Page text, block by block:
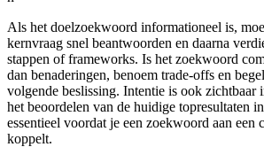
Als het doelzoekwoord informationeel is,
kernvraag snel beantwoorden en daarna
stappen of frameworks. Is het zoekwoord
dan benaderingen, benoem trade-offs en
volgende beslissing. Intentie is ook zichtbaar
het beoordelen van de huidige topresultaten
essentieel voordat je een zoekwoord aan een
koppelt.